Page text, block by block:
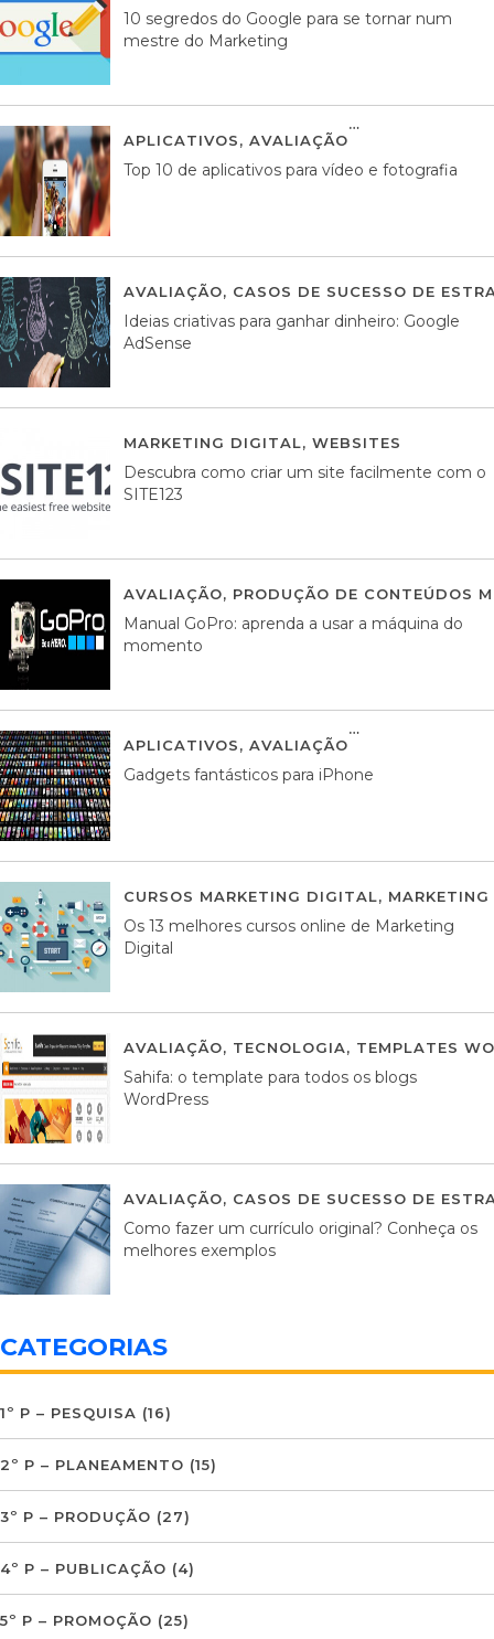
10 segredos do Google para se tornar num
mestre do Marketing
APLICATIVOS, AVALIAÇÃO
Top 10 de aplicativos para vídeo e fotografia
AVALIAÇÃO, CASOS DE SUCESSO DE
Ideias criativas para ganhar dinheiro: Google
AdSense
MARKETING DIGITAL, WEBSITES
Descubra como criar um site facilmente com o
SITE123
AVALIAÇÃO, PRODUÇÃO DE CONTEÚDOS
Manual GoPro: aprenda a usar a máquina do
momento
APLICATIVOS, AVALIAÇÃO
Gadgets fantásticos para iPhone
CURSOS MARKETING DIGITAL,
Os 13 melhores cursos online de Marketing
Digital
AVALIAÇÃO, TECNOLOGIA, TEMPLATES
Sahifa: o template para todos os blogs
WordPress
AVALIAÇÃO, CASOS DE SUCESSO DE
Como fazer um currículo original? Conheça os
melhores exemplos
CATEGORIAS
1º P – PESQUISA (16)
2º P – PLANEAMENTO (15)
3º P – PRODUÇÃO (27)
4º P – PUBLICAÇÃO (4)
5º P – PROMOÇÃO (25)